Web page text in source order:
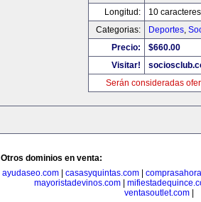
Longitud:
10 caracteres
Categorias:
Deportes,
Precio:
$660.00
Visitar!
Serán consideradas
Otros dominios en venta:
ayudaseo.com
casasyquintas.com
mayoristadevinos.com
ventasoutlet.com